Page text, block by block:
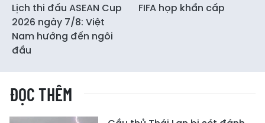
Lịch thi đấu ASEAN Cup
2026 ngày 7/8: Việt
Nam hướng đến ngôi
đầu
FIFA họp khẩn cấp
ĐỌC THÊM